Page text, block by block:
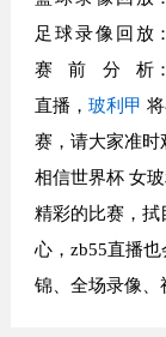
足球录像回放：
赛前分析
直播， 玻利甲
赛，请大家准时
相信世界杯 女
精彩的比赛，拭
心，zb55直播
锦、全场录像、